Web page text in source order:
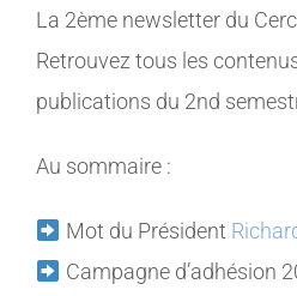
MEMBRES
La 2ème newsletter du
Retrouvez tous les
publications du 2nd
Au sommaire :
Mot du Président
Campagne d’adhésion